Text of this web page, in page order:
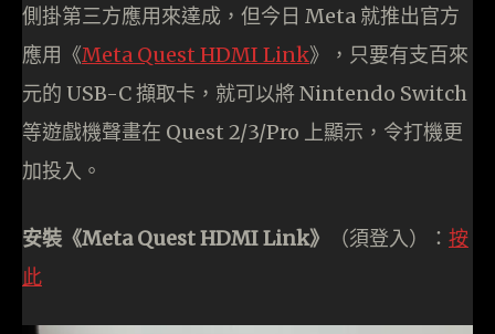
側掛第三方應用來達成，但今日 Meta 就推出官方
應用《Meta Quest HDMI Link》，只要有支百來
元的 USB-C 擷取卡，就可以將 Nintendo Switch
等遊戲機聲畫在 Quest 2/3/Pro 上顯示，令打機更
加投入。
安裝《Meta Quest HDMI Link》 （須登入）： 按
此